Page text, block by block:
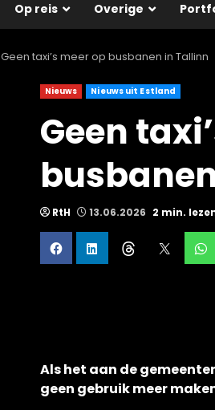
Op reis Overige
Geen taxi’s meer op busbanen in Tallinn
Nieuws Nieuws uit Estland
Geen
RtH 13.06.2026 2 min.
Als het aan de
geen gebruik meer